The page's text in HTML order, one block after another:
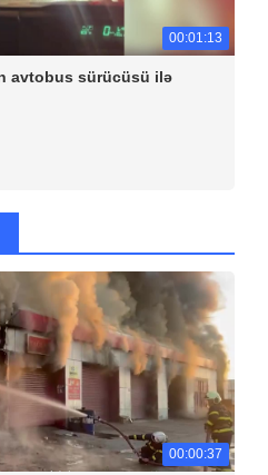
00:01:13
avtobus sürücüsü ilə
00:00:37